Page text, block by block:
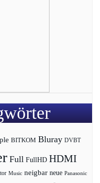
BITKOM Bluray DVBT
Full FullHD HDMI
Music neigbar neue Panasonic